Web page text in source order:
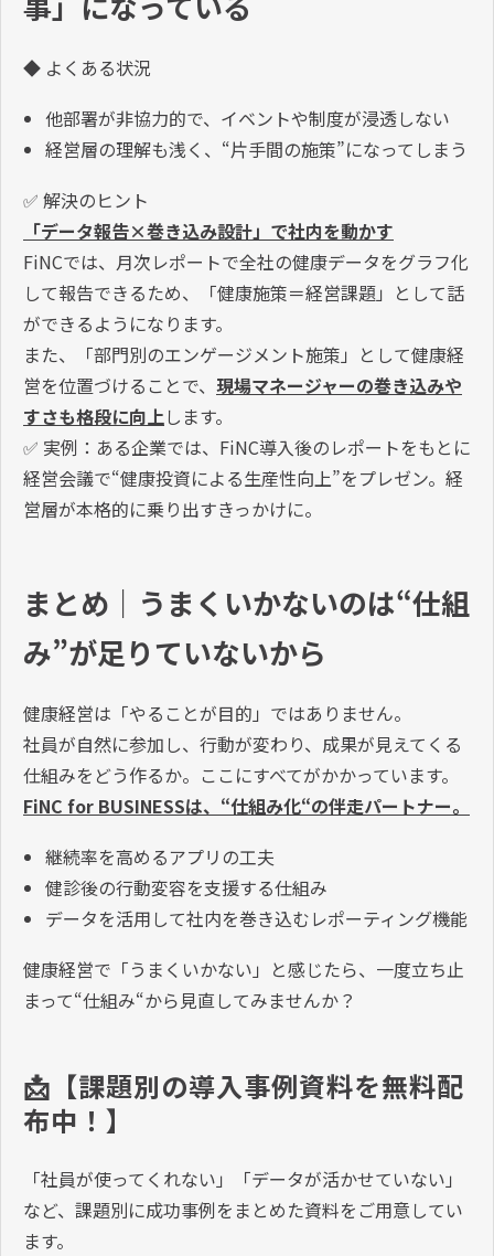
◆ よくある状況
他部署が非協力的で、イベントや制度が浸透しない
経営層の理解も浅く、“片手間の施策”になってしまう
✅ 解決のヒント
「データ報告×巻き込み設計」で社内を動かす
FiNCでは、月次レポートで全社の健康データをグラフ化
して報告できるため、「健康施策＝経営課題」として話
ができるようになります。
また、「部門別のエンゲージメント施策」として健康経
営を位置づけることで、 現場マネージャーの巻き込みや
すさも格段に向上します。
✅ 実例：ある企業では、FiNC導入後のレポートをもとに
経営会議で“健康投資による生産性向上”をプレゼン。経
営層が本格的に乗り出すきっかけに。
まとめ｜うまくいかないのは“仕組
み”が足りていないから
健康経営は「やることが目的」ではありません。
社員が自然に参加し、行動が変わり、成果が見えてくる
仕組みをどう作るか。ここにすべてがかかっています。
FiNC for BUSINESSは、“仕組み化“の伴走パートナー。
継続率を高めるアプリの工夫
健診後の行動変容を支援する仕組み
データを活用して社内を巻き込むレポーティング機能
健康経営で「うまくいかない」と感じたら、一度立ち止
まって“仕組み“から見直してみませんか？
📩【課題別の導入事例資料を無料配
布中！】
「社員が使ってくれない」「データが活かせていない」
など、課題別に成功事例をまとめた資料をご用意してい
ます。